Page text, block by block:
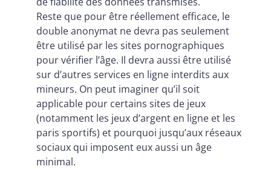
Reste que pour être réellement efficace, le
double anonymat ne devra pas seulement
être utilisé par les sites pornographiques
pour vérifier l’âge. Il devra aussi être utilisé
sur d’autres services en ligne interdits aux
mineurs. On peut imaginer qu’il soit
applicable pour certains sites de jeux
(notamment les jeux d’argent en ligne et les
paris sportifs) et pourquoi jusqu’aux réseaux
sociaux qui imposent eux aussi un âge
minimal.